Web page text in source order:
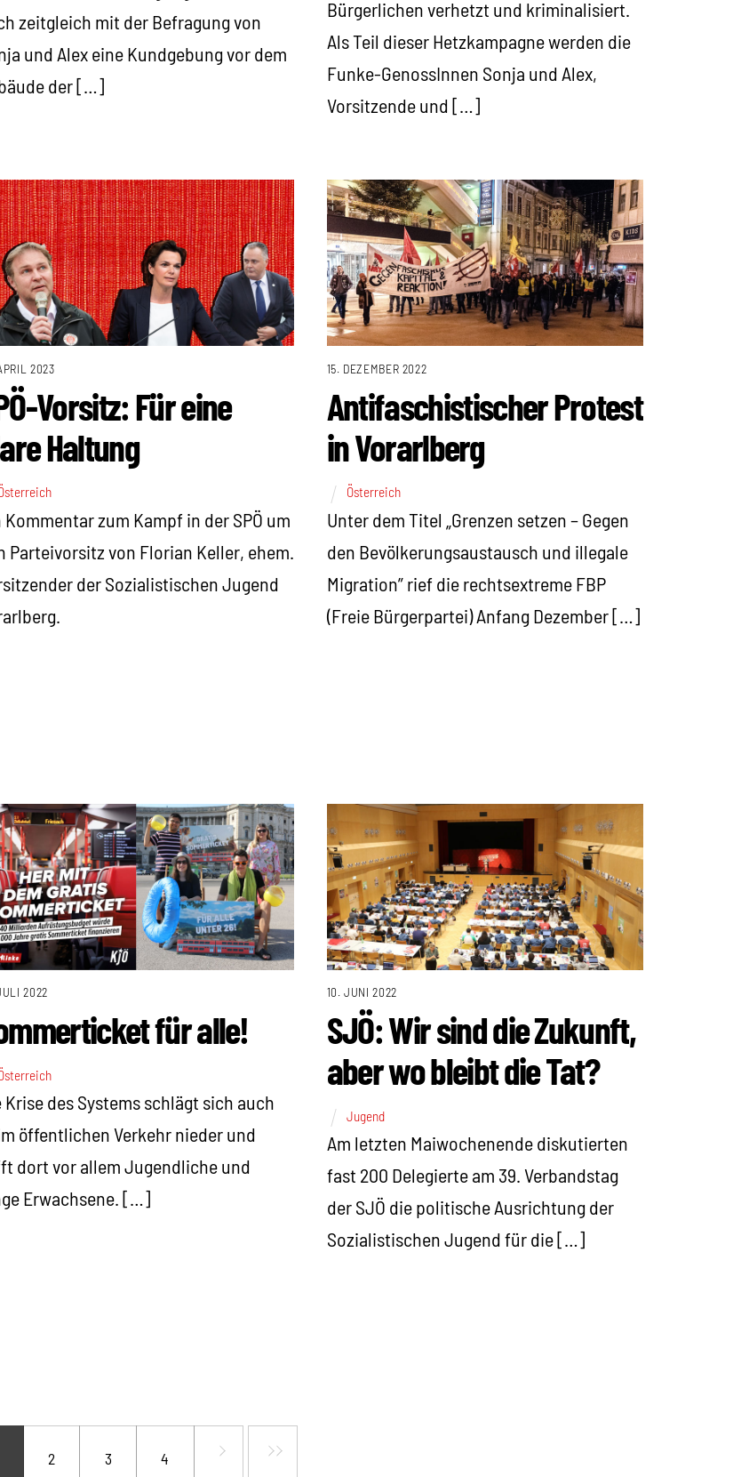
zeitgleich mit der Befragung von
und Alex eine Kundgebung vor dem
der […]
Bürgerlichen verhetzt und kriminalisiert.
Als Teil dieser Hetzkampagne werden die
Funke-GenossInnen Sonja und Alex,
Vorsitzende und […]
2023
Vorsitz: Für eine
Haltung
Kommentar zum Kampf in der SPÖ um
Parteivorsitz von Florian Keller, ehem.
der Sozialistischen Jugend
15. DEZEMBER 2022
Antifaschistischer Protest
in Vorarlberg
Österreich
Unter dem Titel „Grenzen setzen – Gegen
den Bevölkerungsaustausch und illegale
Migration” rief die rechtsextreme FBP
(Freie Bürgerpartei) Anfang Dezember […]
2022
für alle!
Krise des Systems schlägt sich auch
öffentlichen Verkehr nieder und
dort vor allem Jugendliche und
Erwachsene. […]
10. JUNI 2022
SJÖ: Wir sind die Zukunft,
aber wo bleibt die Tat?
Jugend
Am letzten Maiwochenende diskutierten
fast 200 Delegierte am 39. Verbandstag
der SJÖ die politische Ausrichtung der
Sozialistischen Jugend für die […]
2 3 4